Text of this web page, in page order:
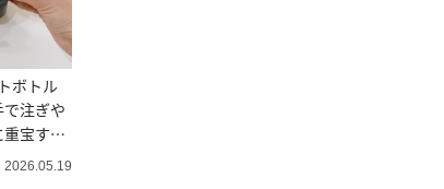
ボトル
注ぎや
宝す
2026.05.19